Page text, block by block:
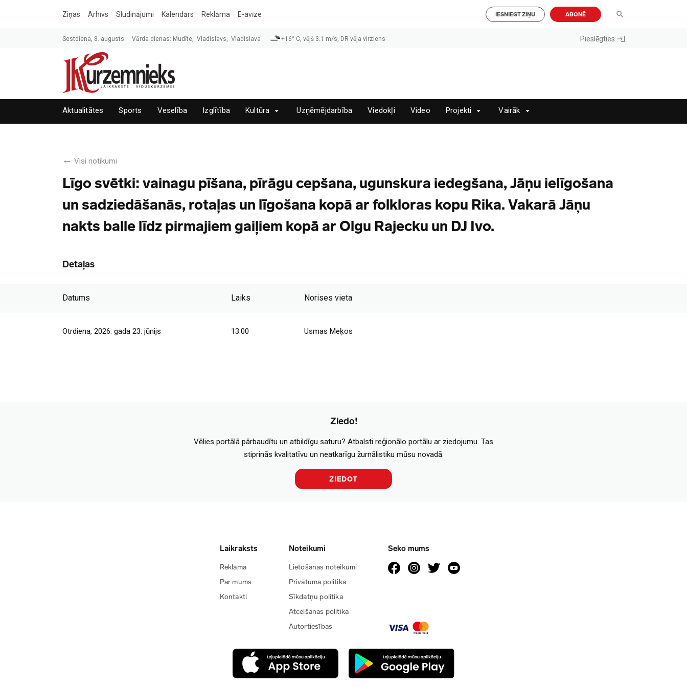
Ziņas Arhīvs Sludinājumi Kalendārs Reklāma E-avīze IESNIEGT ZIŅU ABONĒ
Sestdiena, 8. augusts Vārda dienas: Mudīte, Vladislavs, Vladislava +16° C, vējš 3.1 m/s, DR vēja virziens Pieslēgties
Aktualitātes Sports Veselība Izglītība Kultūra Uzņēmējdarbība Viedokļi Video Projekti Vairāk
Visi notikumi
Līgo svētki: vainagu pīšana, pīrāgu cepšana, ugunskura iedegšana, Jāņu ielīgošana
un sadziedāšanās, rotaļas un līgošana kopā ar folkloras kopu Rika. Vakarā Jāņu
nakts balle līdz pirmajiem gaiļiem kopā ar Olgu Rajecku un DJ Ivo.
Detaļas
Datums Laiks Norises vieta
Otrdiena, 2026. gada 23. jūnijs 13:00 Usmas Meķos
Ziedo!
Vēlies portālā pārbaudītu un atbildīgu saturu? Atbalsti reģionālo portālu ar ziedojumu. Tas
stiprinās kvalitatīvu un neatkarīgu žurnālistiku mūsu novadā.
ZIEDOT
Laikraksts
Reklāma
Par mums
Kontakti
Noteikumi
Lietošanas noteikumi
Privātuma politika
Sīkdatņu politika
Atcelšanas politika
Autortiesības
Seko mums